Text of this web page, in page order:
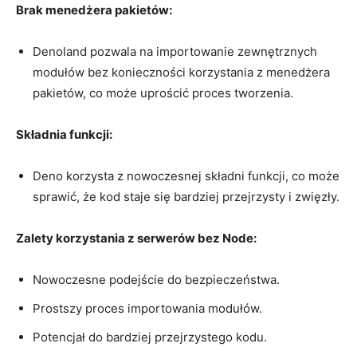
Brak ⁣menedżera pakietów:
Denoland pozwala na ​importowanie zewnętrznych
modułów bez konieczności korzystania z menedżera
pakietów,‍ co może ⁤uprościć⁣ proces‍ tworzenia.
Składnia⁤ funkcji:
Deno korzysta ⁣z nowoczesnej składni funkcji, co może​
sprawić, ⁣że kod staje się bardziej przejrzysty i⁣ zwięzły.
Zalety korzystania z serwerów bez Node:
Nowoczesne podejście do bezpieczeństwa.
Prostszy​ proces importowania​ modułów.
Potencjał do bardziej przejrzystego kodu.